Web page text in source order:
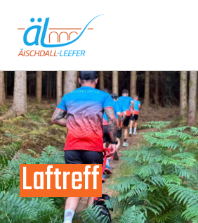
Laftreff